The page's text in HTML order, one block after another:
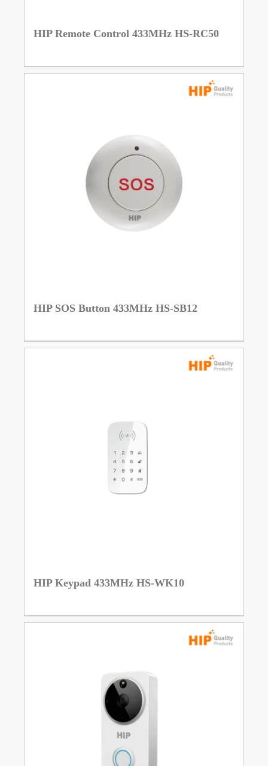
HIP Remote Control 433MHz HS-RC50
HIP SOS Button 433MHz HS-SB12
HIP Keypad 433MHz HS-WK10